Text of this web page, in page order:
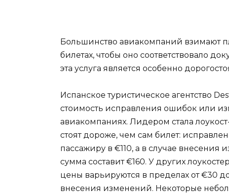
Большинство авиакомпаний взимают
билетах, чтобы оно соответствовало
эта услуга является особенно
Испанское туристическое агентство
стоимость исправления ошибок или
авиакомпаниях. Лидером стала
стоят дороже, чем сам билет:
пассажиру в €110, а в случае
сумма составит €160. У других
цены варьируются в пределах от €30
внесения изменений. Некоторые